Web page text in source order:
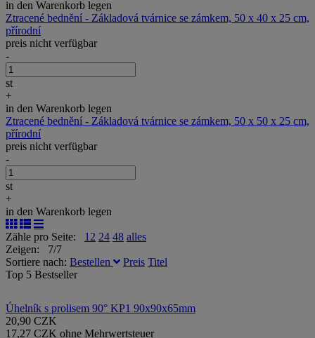
in den Warenkorb legen
Ztracené bednění - Základová tvárnice se zámkem, 50 x 40 x 25 cm,
přírodní
preis nicht verfügbar
-
st
+
in den Warenkorb legen
Ztracené bednění - Základová tvárnice se zámkem, 50 x 50 x 25 cm,
přírodní
preis nicht verfügbar
-
st
+
in den Warenkorb legen
Zähle pro Seite: 12 24 48 alles
Zeigen: 7/7
Sortiere nach: Bestellen Preis Titel
Top 5 Bestseller
Úhelník s prolisem 90° KP1 90x90x65mm
20,90 CZK
17,27 CZK ohne Mehrwertsteuer